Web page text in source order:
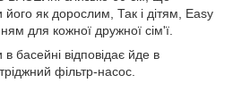
його як дорослим, Так і дітям, Easy
для кожної дружної сім'ї.
басейні відповідає йде в
фільтр-насос.